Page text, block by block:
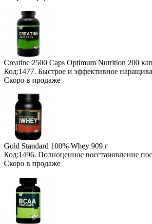
Creatine 2500 Caps Optimum Nutrition 200
Код:1477. Быстрое и эффективное
Скоро в продаже
Gold Standard 100% Whey 909 г
Код:1496. Полноценное восстановление
Скоро в продаже